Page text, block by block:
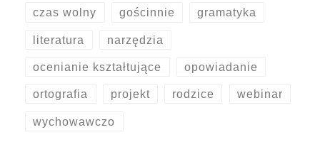
czas wolny gościnnie gramatyka
literatura narzędzia
ocenianie kształtujące opowiadanie
ortografia projekt rodzice webinar
wychowawczo